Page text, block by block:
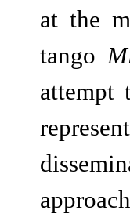
at the
tango
attempt